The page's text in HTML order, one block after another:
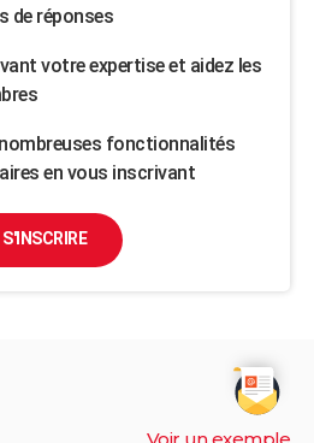
de réponses
votre expertise et aidez les
fonctionnalités
en vous inscrivant
S'INSCRIRE